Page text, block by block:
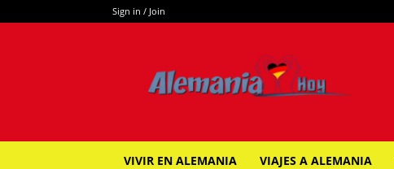
Sign in / Join
ALEMANIA
HOY
VIVIR EN ALEMANIA VIAJES A ALEMANIA